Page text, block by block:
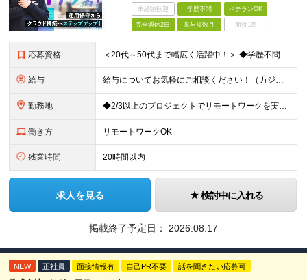
未経験歓迎 学歴不問 ベテランOK
完全週休2日 賞与複数月 面接1回
応募資格 ＜20代～50代まで幅広く活躍中！＞ ◆学歴不問 ◆何らかのインフラ関連の実務経験 ★経験年数不問/運用監視レベルも歓迎 ＜こんな方は大歓迎！＞ ◎今の収入に不満がある ◎もっと上流の案件で活躍した
給与 給与についてお気軽にご相談ください！（カジュアル面談可能） 月給35万円～＋各種手当＋賞与2回 ※固定残業代は、時間外労働の有無に関わらず40時間分を87,500円～支給 ※超過分は別途支給 ※試用
勤務地 ◆2/3以上のプロジェクトでリモートワークを実施中！ ≪自社拠点≫ ・東京本社／東京都千代田区丸の内二丁目6番1号 丸の内パークビルディング6階 ・関西支社／⼤阪府⼤阪市中央区安⼟町2-3-13 ⼤
働き方 リモートワークOK
残業時間 20時間以内
求人を見る 検討中に入れる
掲載終了予定日： 2026.08.17
NEW 正社員 面接情報有 自己PR不要 話を聞きたい応募可